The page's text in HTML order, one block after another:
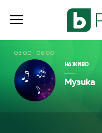
03:00 06:00
НА ЖИВО
Музика